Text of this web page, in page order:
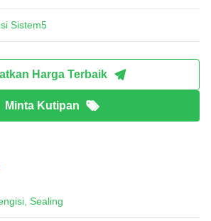
Sistem5
Harga Terbaik
Minta Kutipan
Sealing